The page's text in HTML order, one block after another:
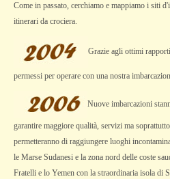
Come in passato, cerchiamo e mappiamo i siti
itinerari da crociera.
Grazie agli ottimi
permessi per operare con una nostra
Nuove imbarcazioni
garantire maggiore qualità, servizi ma
permetteranno di raggiungere luoghi
le Marse Sudanesi e la zona nord delle coste
Fratelli e lo Yemen con la straordinaria isola di